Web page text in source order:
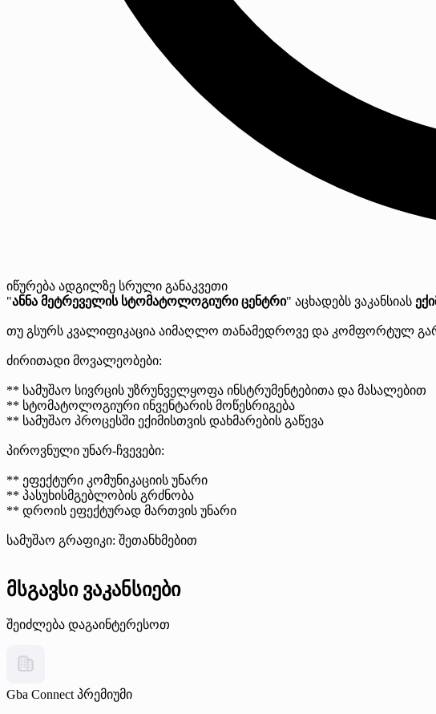
იწურება ადგილზე სრული განაკვეთი
"ანნა მეტრეველის სტომატოლოგიური ცენტრი" აცხადებს ვაკანსიას
თუ გსურს კვალიფიკაცია აიმაღლო თანამედროვე და კომფორტულ
ძირითადი მოვალეობები:
** სამუშაო სივრცის უზრუნველყოფა ინსტრუმენტებითა და მასალებით
** სტომატოლოგიური ინვენტარის მოწესრიგება
** სამუშაო პროცესში ექიმისთვის დახმარების გაწევა
პიროვნული უნარ-ჩვევები:
** ეფექტური კომუნიკაციის უნარი
** პასუხისმგებლობის გრძნობა
** დროის ეფექტურად მართვის უნარი
სამუშაო გრაფიკი: შეთანხმებით
მსგავსი ვაკანსიები
შეიძლება დაგაინტერესოთ
Gba Connect პრემიუმი